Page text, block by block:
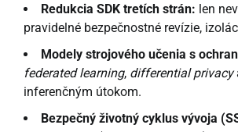
Redukcia SDK tretích strán: len
pravidelné bezpečnostné revízie,
Modely strojového učenia s
federated learning, differential privacy
inferenčným útokom.
Bezpečný životný cyklus vývoja